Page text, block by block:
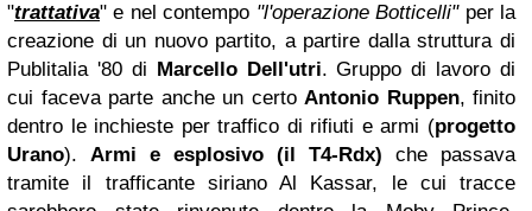
"trattativa" e nel contempo "l'operazione Botticelli" per la
creazione di un nuovo partito, a partire dalla struttura di
Publitalia '80 di Marcello Dell'utri. Gruppo di lavoro di
cui faceva parte anche un certo Antonio Ruppen, finito
dentro le inchieste per traffico di rifiuti e armi (progetto
Urano). Armi e esplosivo (il T4-Rdx) che passava
tramite il trafficante siriano Al Kassar, le cui tracce